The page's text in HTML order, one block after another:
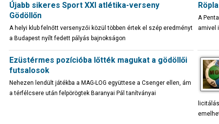
Újabb sikeres Sport XXI atlétika-verseny
Gödöllőn
A helyi klub felnőtt versenyzői közül többen értek el szép eredményt
a Budapest nyílt fedett pályás bajnokságon
A
amivel
Ezüstérmes pozícióba lőtték magukat a gödöllői
futsalosok
Nehezen lendült játékba a MAG-LOG együttese a Csenger ellen, ám
a térfélcsere után felpörögtek Baranyai Pál tanítványai